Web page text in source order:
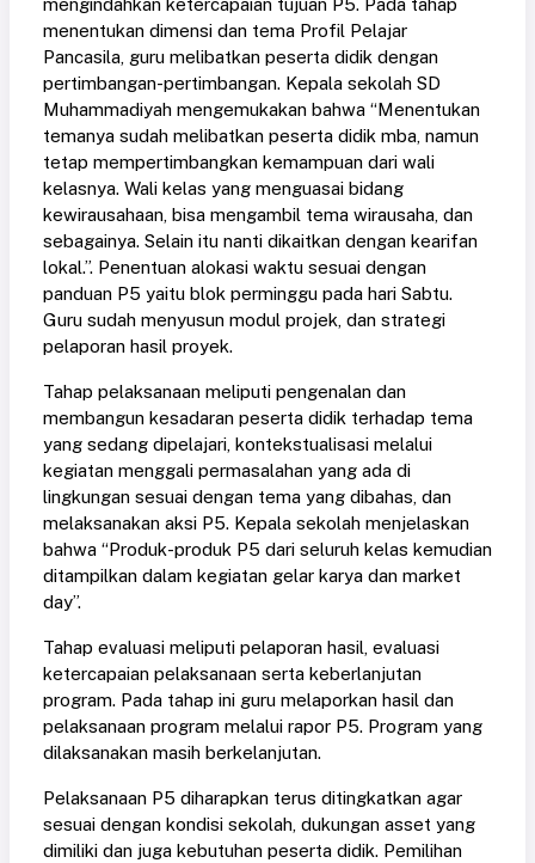
mengindahkan ketercapaian tujuan P5. Pada tahap
menentukan dimensi dan tema Profil Pelajar
Pancasila, guru melibatkan peserta didik dengan
pertimbangan-pertimbangan. Kepala sekolah SD
Muhammadiyah mengemukakan bahwa “Menentukan
temanya sudah melibatkan peserta didik mba, namun
tetap mempertimbangkan kemampuan dari wali
kelasnya. Wali kelas yang menguasai bidang
kewirausahaan, bisa mengambil tema wirausaha, dan
sebagainya. Selain itu nanti dikaitkan dengan kearifan
lokal.”. Penentuan alokasi waktu sesuai dengan
panduan P5 yaitu blok perminggu pada hari Sabtu.
Guru sudah menyusun modul projek, dan strategi
pelaporan hasil proyek.
Tahap pelaksanaan meliputi pengenalan dan
membangun kesadaran peserta didik terhadap tema
yang sedang dipelajari, kontekstualisasi melalui
kegiatan menggali permasalahan yang ada di
lingkungan sesuai dengan tema yang dibahas, dan
melaksanakan aksi P5. Kepala sekolah menjelaskan
bahwa “Produk-produk P5 dari seluruh kelas kemudian
ditampilkan dalam kegiatan gelar karya dan market
day”.
Tahap evaluasi meliputi pelaporan hasil, evaluasi
ketercapaian pelaksanaan serta keberlanjutan
program. Pada tahap ini guru melaporkan hasil dan
pelaksanaan program melalui rapor P5. Program yang
dilaksanakan masih berkelanjutan.
Pelaksanaan P5 diharapkan terus ditingkatkan agar
sesuai dengan kondisi sekolah, dukungan asset yang
dimiliki dan juga kebutuhan peserta didik. Pemilihan